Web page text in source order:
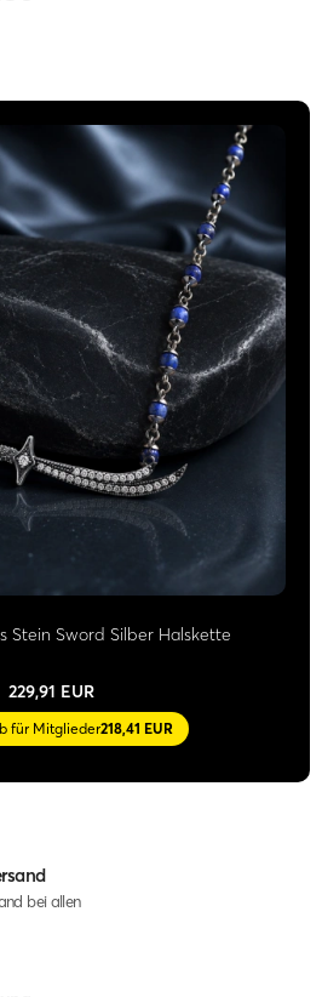
Stein Sword Silber Halskette
229,91 EUR
für Mitglieder218,41 EUR
bei allen